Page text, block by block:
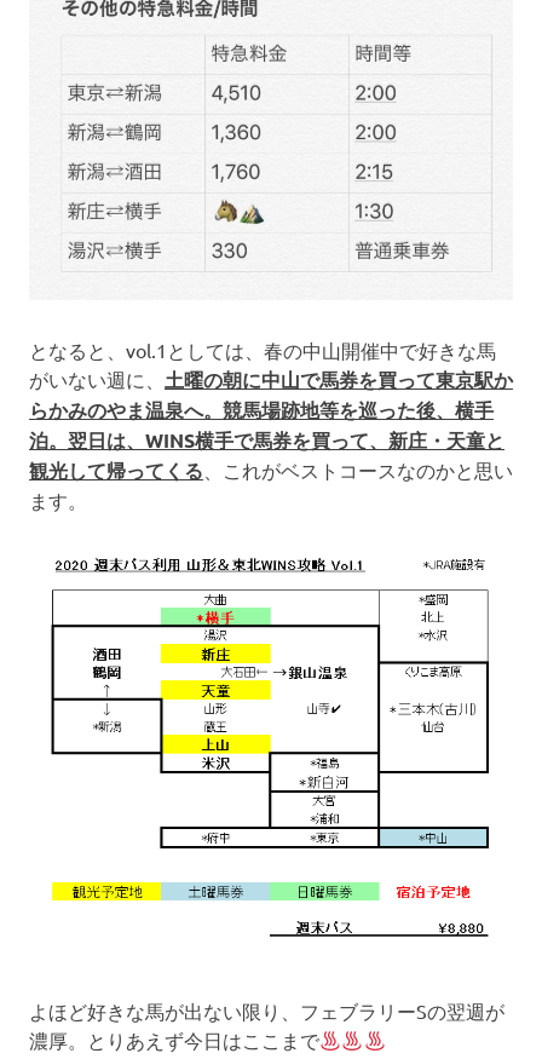
となると、vol.1としては、春の中山開催中で好きな馬
がいない週に、 土曜の朝に中山で馬券を買って東京駅か
らかみのやま温泉へ。競馬場跡地等を巡った後、横手
泊。翌日は、WINS横手で馬券を買って、新庄・天童と
観光して帰ってくる 、これがベストコースなのかと思い
ます。
よほど好きな馬が出ない限り、フェブラリーSの翌週が
濃厚。とりあえず今日はここまで